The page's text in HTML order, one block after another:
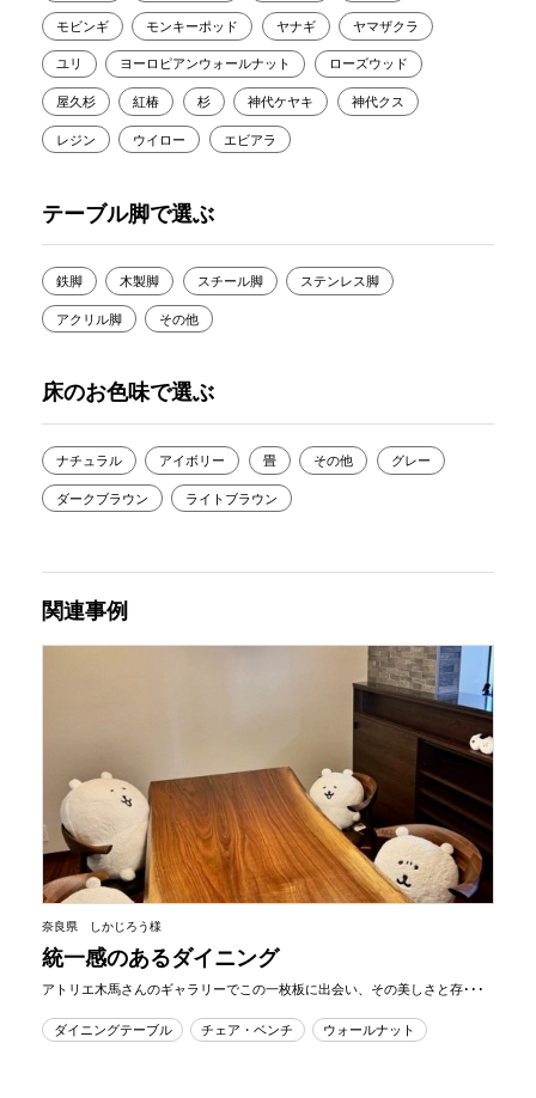
モビンギ モンキーポッド ヤナギ ヤマザクラ
ユリ ヨーロピアンウォールナット ローズウッド
屋久杉 紅椿 杉 神代ケヤキ 神代クス
レジン ウイロー エビアラ
テーブル脚で選ぶ
鉄脚 木製脚 スチール脚 ステンレス脚
アクリル脚 その他
床のお色味で選ぶ
ナチュラル アイボリー 畳 その他 グレー
ダークブラウン ライトブラウン
関連事例
奈良県 しかじろう様
統一感のあるダイニング
アトリエ木馬さんのギャラリーでこの一枚板に出会い、その美しさと存･･･
ダイニングテーブル チェア・ベンチ ウォールナット